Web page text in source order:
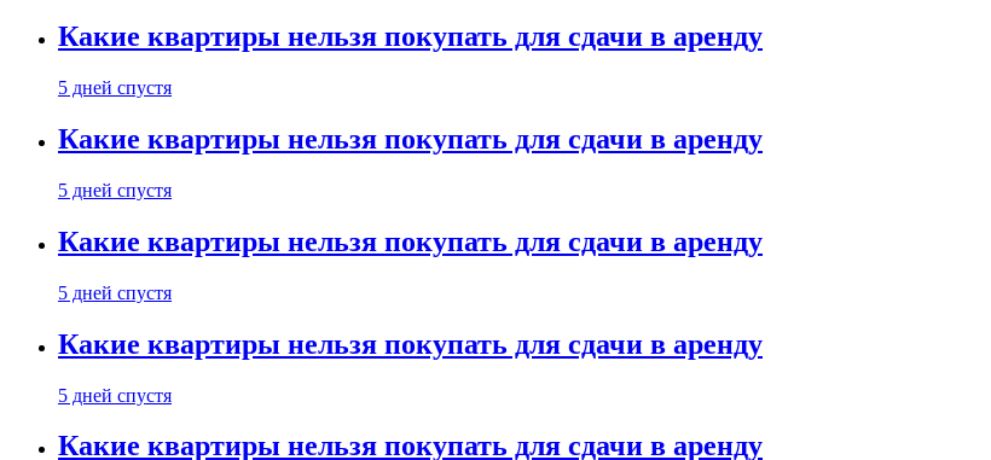
Какие квартиры нельзя покупать для сдачи в аренду
5 дней спустя
Какие квартиры нельзя покупать для сдачи в аренду
5 дней спустя
Какие квартиры нельзя покупать для сдачи в аренду
5 дней спустя
Какие квартиры нельзя покупать для сдачи в аренду
5 дней спустя
Какие квартиры нельзя покупать для сдачи в аренду